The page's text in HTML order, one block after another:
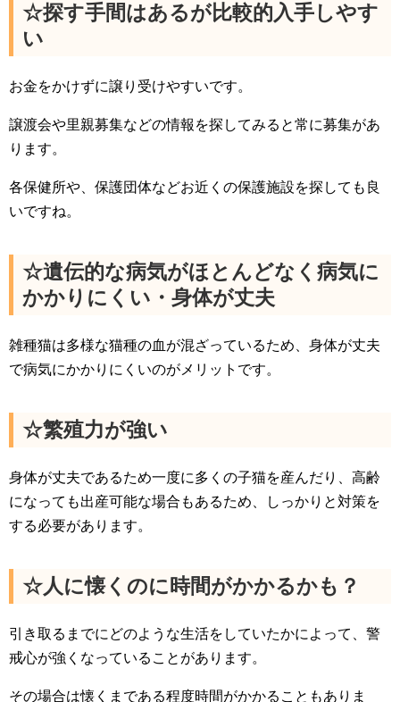
☆探す手間はあるが比較的入手しやす
い
お金をかけずに譲り受けやすいです。
譲渡会や里親募集などの情報を探してみると常に募集があ
ります。
各保健所や、保護団体などお近くの保護施設を探しても良
いですね。
☆遺伝的な病気がほとんどなく病気に
かかりにくい・身体が丈夫
雑種猫は多様な猫種の血が混ざっているため、身体が丈夫
で病気にかかりにくいのがメリットです。
☆繁殖力が強い
身体が丈夫であるため一度に多くの子猫を産んだり、高齢
になっても出産可能な場合もあるため、しっかりと対策を
する必要があります。
☆人に懐くのに時間がかかるかも？
引き取るまでにどのような生活をしていたかによって、警
戒心が強くなっていることがあります。
その場合は懐くまである程度時間がかかることもありま